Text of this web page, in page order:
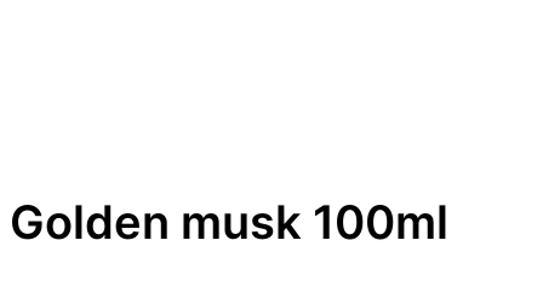
Golden musk 100ml